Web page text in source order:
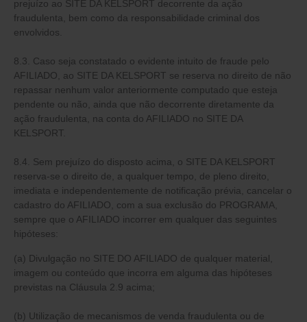
prejuízo ao SITE DA KELSPORT decorrente da ação
fraudulenta, bem como da responsabilidade criminal dos
envolvidos.
8.3. Caso seja constatado o evidente intuito de fraude pelo
AFILIADO, ao SITE DA KELSPORT se reserva no direito de não
repassar nenhum valor anteriormente computado que esteja
pendente ou não, ainda que não decorrente diretamente da
ação fraudulenta, na conta do AFILIADO no SITE DA
KELSPORT.
8.4. Sem prejuízo do disposto acima, o SITE DA KELSPORT
reserva-se o direito de, a qualquer tempo, de pleno direito,
imediata e independentemente de notificação prévia, cancelar o
cadastro do AFILIADO, com a sua exclusão do PROGRAMA,
sempre que o AFILIADO incorrer em qualquer das seguintes
hipóteses:
(a) Divulgação no SITE DO AFILIADO de qualquer material,
imagem ou conteúdo que incorra em alguma das hipóteses
previstas na Cláusula 2.9 acima;
(b) Utilização de mecanismos de venda fraudulenta ou de